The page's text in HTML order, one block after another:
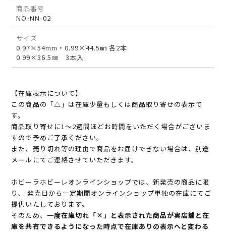
商品番号
NO-NN-02
サイズ
0.97×54mm・0.99×44.5㎜ 各2本
0.99×36.5㎜ 3本入
【在庫表示について】
この商品の「△」は在庫少量もしくは商品取り寄せの表示で
す。
商品取り寄せに1～2週間ほどお時間をいただく場合がございま
すので予めご了承ください。
また、売り切れ等の理由で商品をお届けできない場合は、別途
メールにてご連絡させていただきます。
ホビーラホビーレオンラインショップでは、新発売の商品に限
り、 発売日から一定期間オンラインショップ単独の在庫にてご
提供いたしております。
そのため、 一度在庫切れ「×」と表示された商品が実店舗と在
庫を共有できるようになった時点で在庫ありの表示へと変わる